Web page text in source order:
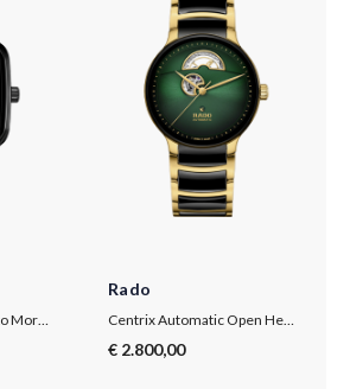
True Square X Kunihiko Morinaga Special Edition
Rado
Centrix Automatic Open Heart
€ 2.800,00